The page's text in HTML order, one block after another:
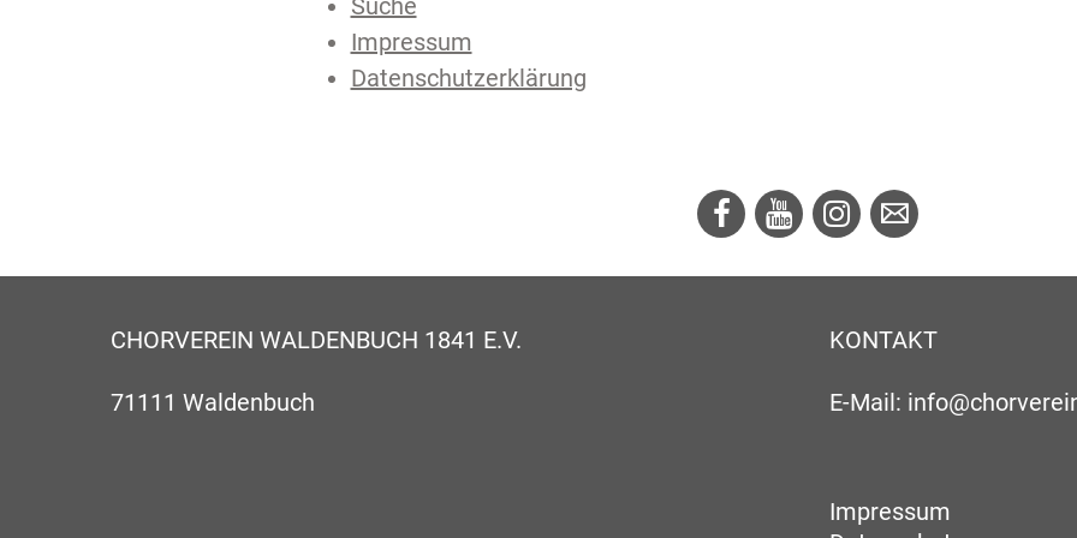
Impressum
Datenschutzerklärung
CHORVEREIN WALDENBUCH 1841 E.V.
71111 Waldenbuch
KONTAKT
E-Mail:
Impressum